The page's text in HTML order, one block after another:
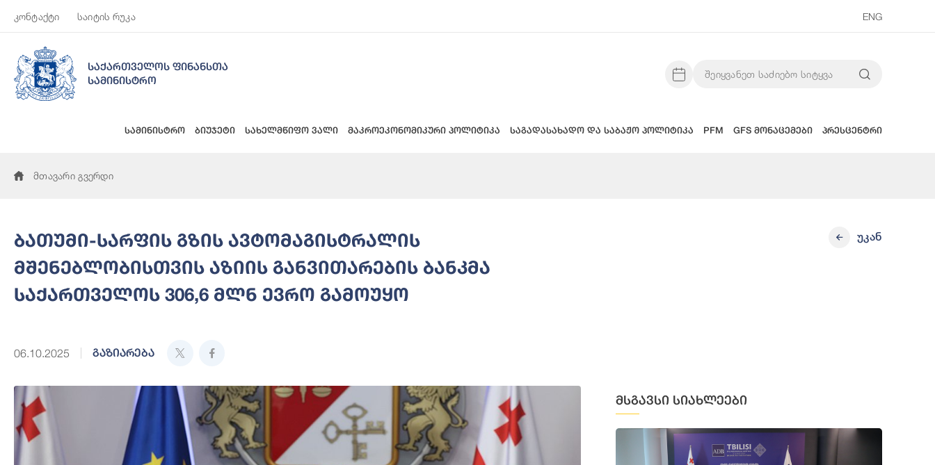
კონტაქტი საიტის რუკა ENG
საქართველოს ფინანსთა
სამინისტრო
სამინისტრო ბიუჯეტი სახელმწიფო ვალი მაკროეკონომიკური პოლიტიკა საგადასახადო და საბაჟო პოლიტიკა PFM GFS მონაცემები პრესცენტრი
მთავარი გვერდი
ბათუმი-სარფის გზის ავტომაგისტრალის
მშენებლობისთვის აზიის განვითარების ბანკმა
საქართველოს 306,6 მლნ ევრო გამოუყო
06.10.2025 გაზიარება
უკან
მსგავსი სიახლეები